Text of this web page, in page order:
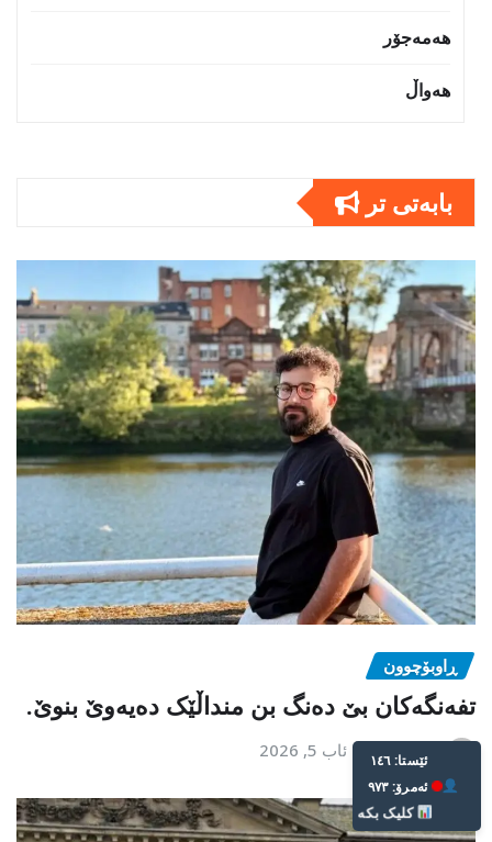
هەمەجۆر
هەواڵ
بابەتى تر
ڕاوبۆچوون
تفەنگەکان بێ دەنگ بن منداڵێک دەیەوێ بنوێ.
نوسەر ئاب 5, 2026
Live: 146
Today: 973
Click Here